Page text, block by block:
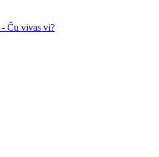
- Ĉu vivas vi?